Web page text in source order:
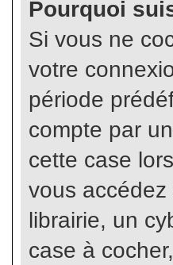
Pourquoi
Si vous ne
votre
période
compte par
cette case
vous
librairie, un
case à